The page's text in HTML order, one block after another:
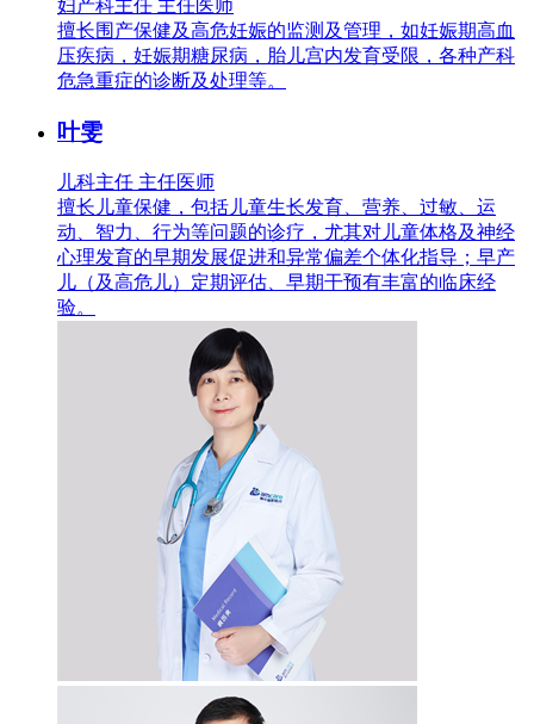
妇产科主任 主任医师
擅长围产保健及高危妊娠的监测及管理，如妊娠期高血
压疾病，妊娠期糖尿病，胎儿宫内发育受限，各种产科
危急重症的诊断及处理等。
叶雯
儿科主任 主任医师
擅长儿童保健，包括儿童生长发育、营养、过敏、运
动、智力、行为等问题的诊疗，尤其对儿童体格及神经
心理发育的早期发展促进和异常偏差个体化指导；早产
儿（及高危儿）定期评估、早期干预有丰富的临床经
验。